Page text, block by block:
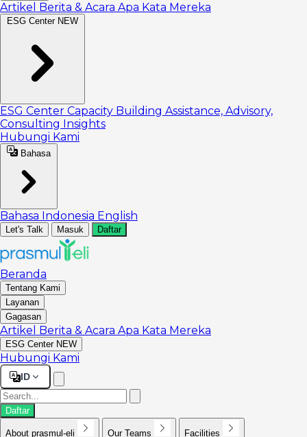
Artikel Berita & Acara Apa Kata Mereka
ESG Center NEW
ESG Center Capacity Building Assistance, Advisory,
Consulting Insights
Hubungi Kami
Bahasa
Bahasa Indonesia English
Let's Talk Masuk Daftar
Beranda
Tentang Kami
Layanan
Gagasan
Artikel Berita & Acara Apa Kata Mereka
ESG Center NEW
Hubungi Kami
ID
Daftar
About prasmul-eli Our Teams Facilities